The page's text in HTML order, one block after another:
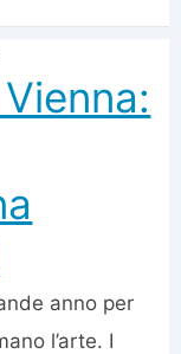
anno per
l’arte. I